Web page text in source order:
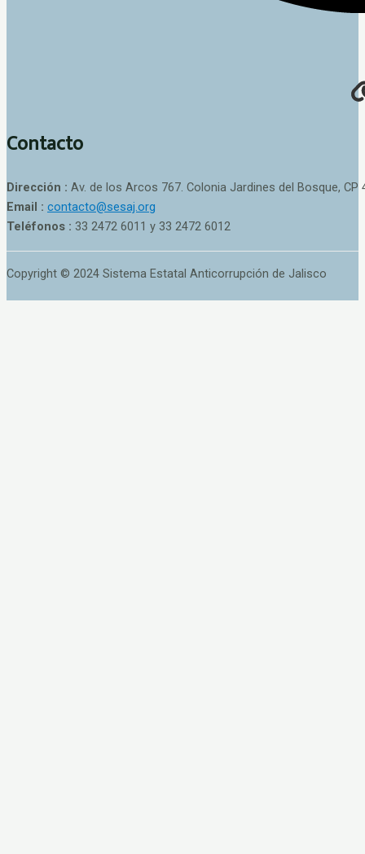
Contacto
Dirección : Av. de los Arcos 767. Colonia Jardines del Bosque, CP
Email : contacto@sesaj.org
Teléfonos : 33 2472 6011 y 33 2472 6012
Copyright © 2024 Sistema Estatal Anticorrupción de Jalisco